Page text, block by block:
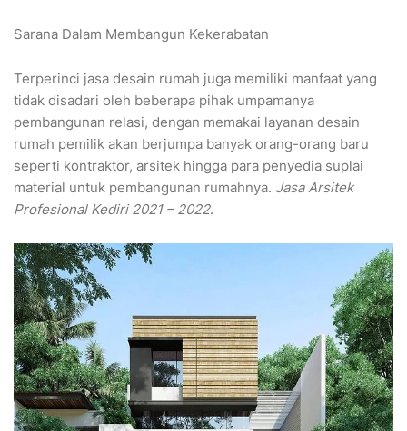
Sarana Dalam Membangun Kekerabatan
Terperinci jasa desain rumah juga memiliki manfaat yang
tidak disadari oleh beberapa pihak umpamanya
pembangunan relasi, dengan memakai layanan desain
rumah pemilik akan berjumpa banyak orang-orang baru
seperti kontraktor, arsitek hingga para penyedia suplai
material untuk pembangunan rumahnya. Jasa Arsitek
Profesional Kediri 2021 – 2022.